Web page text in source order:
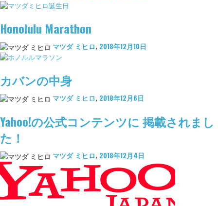
Honolulu Marathon
マツダ ミヒロ, 2018年12月10日
カバンの中身
マツダ ミヒロ, 2018年12月6日
Yahoo!の公式コンテンツに 掲載されまし
た！
マツダ ミヒロ, 2018年12月4日